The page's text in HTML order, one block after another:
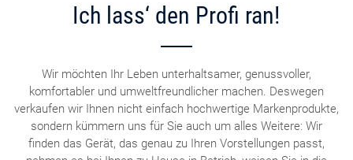
Ich lass‘ den Profi ran!
Wir möchten Ihr Leben unterhaltsamer, genussvoller,
komfortabler und umweltfreundlicher machen. Deswegen
verkaufen wir Ihnen nicht einfach hochwertige Markenprodukte,
sondern kümmern uns für Sie auch um alles Weitere: Wir
finden das Gerät, das genau zu Ihren Vorstellungen passt,